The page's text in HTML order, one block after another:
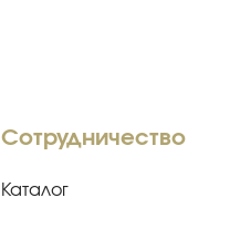
Сотрудничество
Каталог